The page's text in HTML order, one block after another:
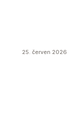
25. červen 2026